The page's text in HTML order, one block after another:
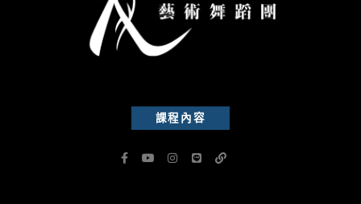
課程內容
F
a
Y
o
I
n
L
i
L
i